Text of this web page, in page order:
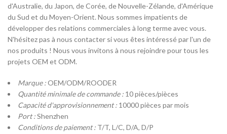
d'Australie, du Japon, de Corée, de Nouvelle-Zélande, d'Amérique
du Sud et du Moyen-Orient. Nous sommes impatients de
développer des relations commerciales à long terme avec vous.
N'hésitez pas à nous contacter si vous êtes intéressé par l'un de
nos produits ! Nous vous invitons à nous rejoindre pour tous les
projets OEM et ODM.
Marque :OEM/ODM/ROODER
Quantité minimale de commande : 10 pièces/pièces
Capacité d'approvisionnement : 10000 pièces par mois
Port :Shenzhen
Conditions de paiement : T/T, L/C, D/A, D/P